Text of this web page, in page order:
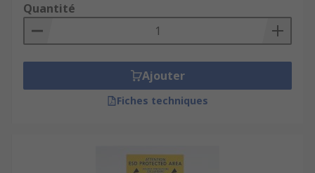
Quantité
Ajouter
Fiches techniques